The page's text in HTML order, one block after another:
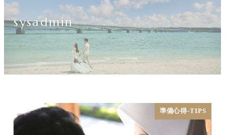
sysadmin
準備心得-TIPS